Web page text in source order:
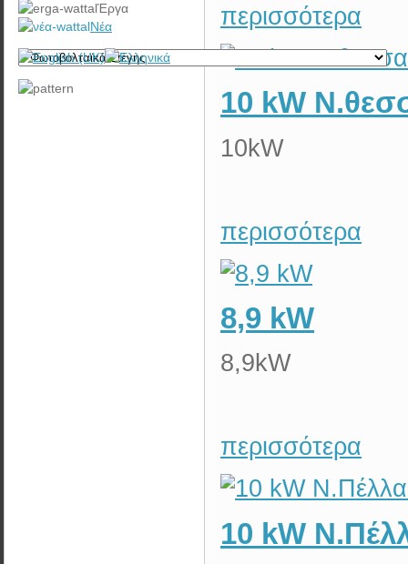
περισσότερα
10 kW
10kW
περισσότερα
8,9 kW
8,9kW
περισσότερα
10 kW
Έργα
Νέα